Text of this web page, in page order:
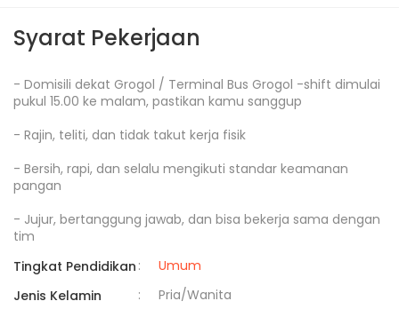
Syarat Pekerjaan
- Domisili dekat Grogol / Terminal Bus Grogol -shift dimulai
pukul 15.00 ke malam, pastikan kamu sanggup
- Rajin, teliti, dan tidak takut kerja fisik
- Bersih, rapi, dan selalu mengikuti standar keamanan
pangan
- Jujur, bertanggung jawab, dan bisa bekerja sama dengan
tim
Tingkat Pendidikan :
Umum
Jenis Kelamin
: Pria/Wanita